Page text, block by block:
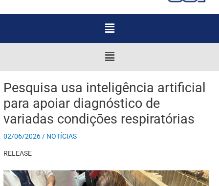
Menu
Menu
Pesquisa usa inteligência artificial
para apoiar diagnóstico de
variadas condições respiratórias
02/06/2026 / NOTÍCIAS
RELEASE